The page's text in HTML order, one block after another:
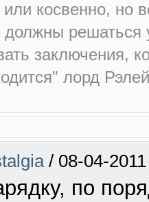
косвенно, но
должны решаться
заключения,
лорд
/ 08-04-
по